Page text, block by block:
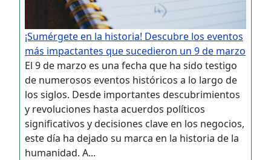
¡Sumérgete en la historia! Descubre los eventos
más impactantes que sucedieron un 9 de marzo
El 9 de marzo es una fecha que ha sido testigo
de numerosos eventos históricos a lo largo de
los siglos. Desde importantes descubrimientos
y revoluciones hasta acuerdos políticos
significativos y decisiones clave en los negocios,
este día ha dejado su marca en la historia de la
humanidad. A...